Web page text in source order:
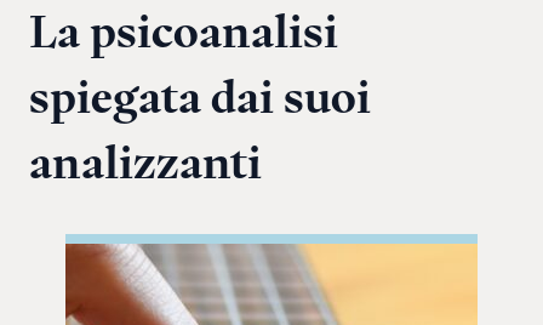
La psicoanalisi
spiegata dai suoi
analizzanti